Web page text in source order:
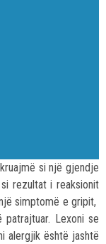
si një gjendje
rezultat i reaksionit
simptomë e gripit,
Lexoni se
alergjik është jashtë